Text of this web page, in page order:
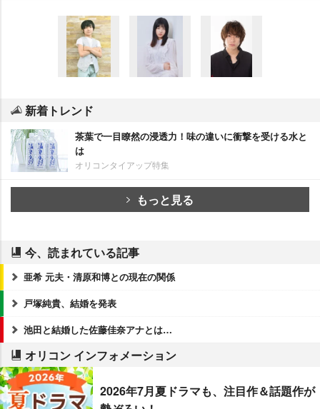
新着トレンド
茶葉で一目瞭然の浸透力！味の違いに衝撃を受ける水と
は
オリコンタイアップ特集
もっと見る
今、読まれている記事
亜希 元夫・清原和博との現在の関係
戸塚純貴、結婚を発表
池田と結婚した佐藤佳奈アナとは…
オリコン インフォメーション
2026年7月夏ドラマも、注目作＆話題作が